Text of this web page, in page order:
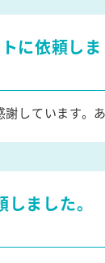
に依頼しま
しています。
ました。